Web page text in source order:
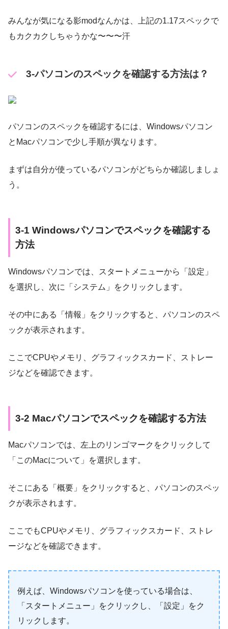
みんなが気になる影modなんかは、上記の1.17スペックで
もカクカクしちゃうかな〜〜〜汗
3-パソコンのスペックを確認する方法は？
パソコンのスペックを確認するには、Windowsパソコン
とMacパソコンで少し手順が異なります。
まずは自分が使っているパソコンがどちらか確認しましょ
う。
3-1 Windowsパソコンでスペックを確認する
方法
Windowsパソコンでは、スタートメニューから「設定」
を選択し、次に「システム」をクリックします。
その中にある「情報」をクリックすると、パソコンのスペ
ックが表示されます。
ここでCPUやメモリ、グラフィックスカード、ストレー
ジなどを確認できます。
3-2 Macパソコンでスペックを確認する方法
Macパソコンでは、左上のリンゴマークをクリックして
「このMacについて」を選択します。
そこにある「概要」をクリックすると、パソコンのスペッ
クが表示されます。
ここでもCPUやメモリ、グラフィックスカード、ストレ
ージなどを確認できます。
例えば、Windowsパソコンを使っている場合は、
「スタートメニュー」をクリックし、「設定」をク
リックします。